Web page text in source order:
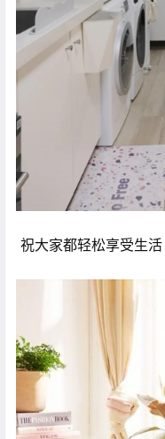
祝大家都轻松享受生活